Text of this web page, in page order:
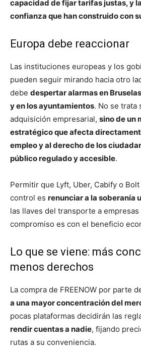
capacidad de fijar tarifas justas, y
confianza que han construido con
Europa debe reaccionar
Las instituciones europeas y los
pueden seguir mirando hacia otro
debe despertar alarmas en
y en los ayuntamientos. No se trata
adquisición empresarial, sino de un
estratégico que afecta
empleo y al derecho de los
público regulado y accesible.
Permitir que Lyft, Uber, Cabify o
control es renunciar a la soberanía
las llaves del transporte a
compromiso es con el beneficio
Lo que se viene: más
menos derechos
La compra de FREENOW por parte
a una mayor concentración del
pocas plataformas decidirán las
rendir cuentas a nadie, fijando
rutas a su conveniencia.